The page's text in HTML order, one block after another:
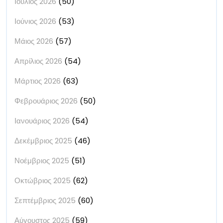
Ιούνιος 2026 (53)
Μάιος 2026 (57)
Απρίλιος 2026 (54)
Μάρτιος 2026 (63)
Φεβρουάριος 2026 (50)
Ιανουάριος 2026 (54)
Δεκέμβριος 2025 (46)
Νοέμβριος 2025 (51)
Οκτώβριος 2025 (62)
Σεπτέμβριος 2025 (60)
Αύγουστος 2025 (59)